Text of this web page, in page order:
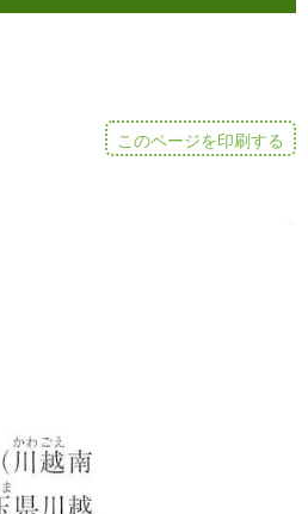
このページを印刷する